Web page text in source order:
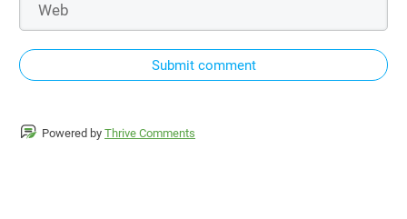
Submit comment
Powered by Thrive Comments